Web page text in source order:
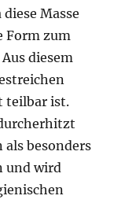
Masse
Form zum
diesem
teilbar ist.
besonders
und wird